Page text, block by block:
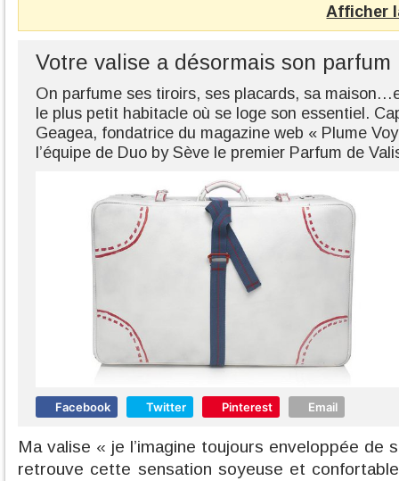
Afficher
Votre valise a désormais son parfum
On parfume ses tiroirs, ses placards, sa
le plus petit habitacle où se loge son essentiel.
Geagea, fondatrice du magazine web « Plume
l’équipe de Duo by Sève le premier Parfum de
Facebook Twitter Pinterest Email
Ma valise « je l’imagine toujours enveloppée de
retrouve cette sensation soyeuse et